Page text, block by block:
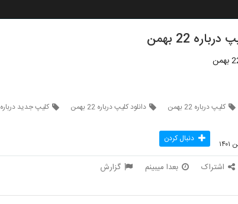
22 بهمن
کلیپ درباره 22 بهمن دانلود کلیپ درباره 22 بهمن کلیپ جدید درباره 22 بهمن
دنبال کردن
اشتراک بعدا میبینم گزارش